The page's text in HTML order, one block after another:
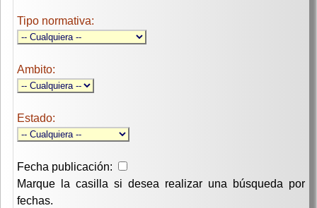
Tipo normativa:
Ambito:
Estado:
Fecha publicación:
Marque la casilla si desea realizar una búsqueda por
fechas.